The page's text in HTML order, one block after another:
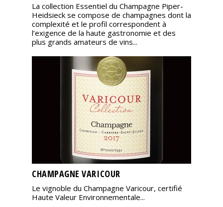
La collection Essentiel du Champagne Piper-
Heidsieck se compose de champagnes dont la
complexité et le profil correspondent à
l’exigence de la haute gastronomie et des
plus grands amateurs de vins...
CHAMPAGNE VARICOUR
Le vignoble du Champagne Varicour, certifié
Haute Valeur Environnementale...